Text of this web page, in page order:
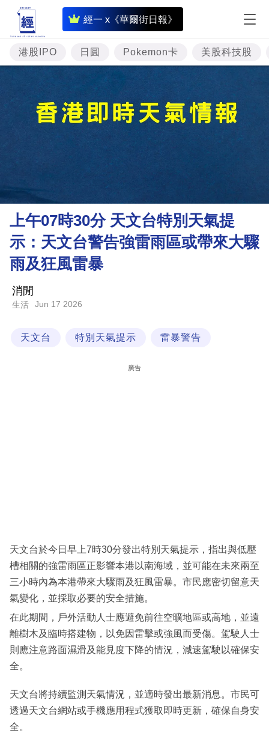
經一 x《華爾街日報》
即
時
財
經
題
投
理
財
商
業
技
場
港股IPO 日圓 Pokemon卡 美股科技股
上午07時30分 天文台特別天氣提
示：天文台警告強雷雨區或帶來大驟
雨及狂風雷暴
消閒
生活 Jun 17 2026
天文台 特別天氣提示 雷暴警告
廣告
天文台於今日早上7時30分發出特別天氣提示，指出與低壓
槽相關的強雷雨區正影響本港以南海域，並可能在未來兩至
三小時內為本港帶來大驟雨及狂風雷暴。市民應密切留意天
氣變化，並採取必要的安全措施。
在此期間，戶外活動人士應避免前往空曠地區或高地，並遠
離樹木及臨時搭建物，以免因雷擊或強風而受傷。駕駛人士
則應注意路面濕滑及能見度下降的情況，減速駕駛以確保安
全。
天文台將持續監測天氣情況，並適時發出最新消息。市民可
透過天文台網站或手機應用程式獲取即時更新，確保自身安
全。